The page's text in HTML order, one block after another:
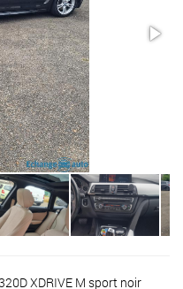
XDRIVE M sport noir